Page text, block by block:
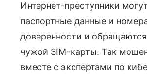
Интернет-преступники
паспортные данные и
доверенности и
чужой SIM-карты. Так
вместе с экспертами по